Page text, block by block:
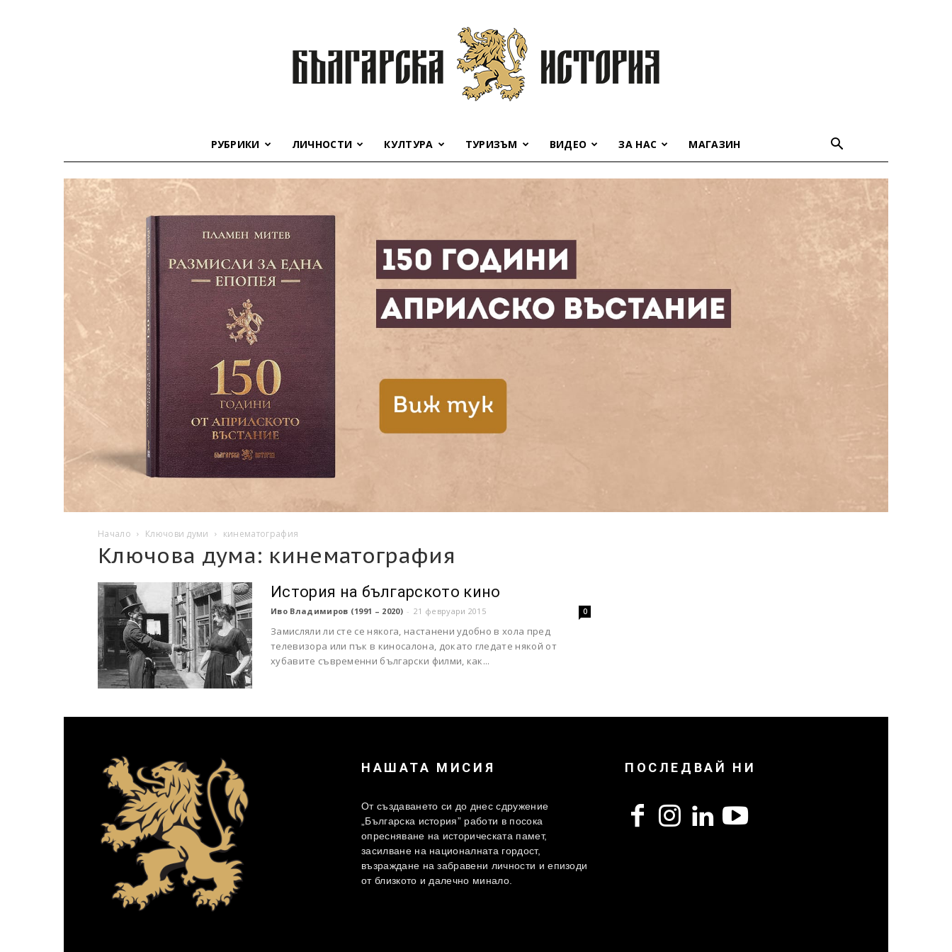
история
РУБРИКИ ЛИЧНОСТИ КУЛТУРА ТУРИЗЪМ ВИДЕО ЗА НАС МАГАЗИН
Начало Ключови думи кинематография
Ключова дума: кинематография
История на българското кино
Иво Владимиров (1991 – 2020) - 21 февруари 2015 0
Замисляли ли сте се някога, настанени удобно в хола пред
телевизора или пък в киносалона, докато гледате някой от
хубавите съвременни български филми, как...
НАШАТА МИСИЯ
От създаването си до днес сдружение
„Българска история” работи в посока
опресняване на историческата памет,
засилване на националната гордост,
възраждане на забравени личности и епизоди
от близкото и далечно минало.
ПОСЛЕДВАЙ НИ